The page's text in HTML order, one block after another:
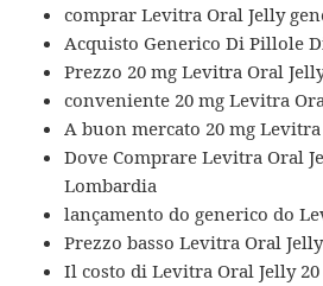
comprar Levitra Oral Jelly
Acquisto Generico Di Pillole
Prezzo 20 mg Levitra Oral
conveniente 20 mg Levitra
A buon mercato 20 mg
Dove Comprare Levitra Oral
Lombardia
lançamento do generico do
Prezzo basso Levitra Oral
Il costo di Levitra Oral Jelly